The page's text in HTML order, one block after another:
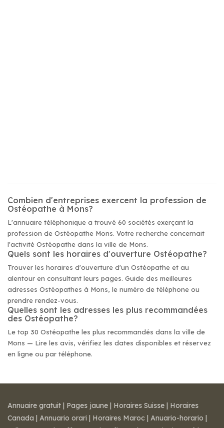
Combien d'entreprises exercent la profession de
Ostéopathe à Mons?
L'annuaire téléphonique a trouvé 60 sociétés exerçant la
profession de Ostéopathe Mons. Votre recherche concernait
l'activité Ostéopathe dans la ville de Mons.
Quels sont les horaires d'ouverture Ostéopathe?
Trouver les horaires d'ouverture d'un Ostéopathe et au
alentour en consultant leurs pages. Guide des meilleures
adresses Ostéopathes à Mons, le numéro de téléphone ou
prendre rendez-vous.
Quelles sont les adresses les plus recommandées
des Ostéopathe?
Le top 30 Ostéopathe les plus recommandés dans la ville de
Mons — Lire les avis, vérifiez les dates disponibles et réservez
en ligne ou par téléphone.
Annuaire gratuit | Pages jaune | Horaires Suisse | Horaires
Canada | Annuario orari | Horaires Maroc | Anuario-horario |